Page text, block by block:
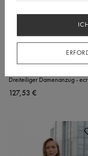
Dreiteiliger Damenanzug -
127,53 €